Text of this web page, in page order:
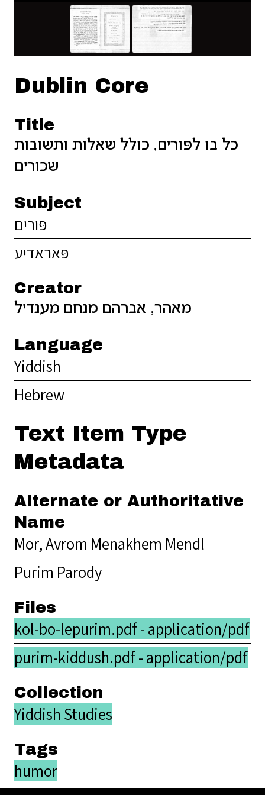
Dublin Core
Title
כל בו לפּורים, כולל שאלות ותשובות
שכורים
Subject
פּורים
פּאַראָדיע
Creator
מאהר, אברהם מנחם מענדיל
Language
Yiddish
Hebrew
Text Item Type
Metadata
Alternate or Authoritative
Name
Mor, Avrom Menakhem Mendl
Purim Parody
Files
kol-bo-lepurim.pdf - application/pdf
purim-kiddush.pdf - application/pdf
Collection
Yiddish Studies
Tags
humor